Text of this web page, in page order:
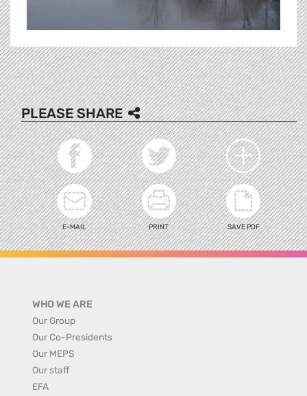
PLEASE SHARE
E-MAIL PRINT SAVE PDF
WHO WE ARE
Our Group
Our Co-Presidents
Our MEPS
Our staff
EFA